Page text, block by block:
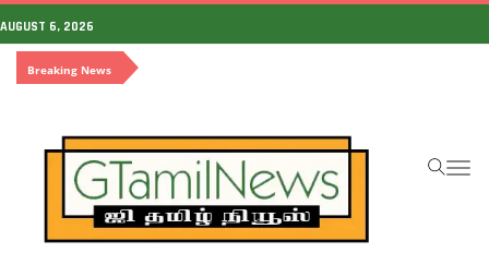
AUGUST 6, 2026
Breaking News